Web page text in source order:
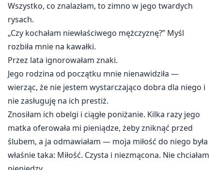
Wszystko, co znalazłam, to zimno w jego twardych
rysach.
„Czy kochałam niewłaściwego mężczyznę?” Myśl
rozbiła mnie na kawałki.
Przez lata ignorowałam znaki.
Jego rodzina od początku mnie nienawidziła —
wierząc, że nie jestem wystarczająco dobra dla niego i
nie zasługuję na ich prestiż.
Znosiłam ich obelgi i ciągłe poniżanie. Kilka razy jego
matka oferowała mi pieniądze, żeby zniknąć przed
ślubem, a ja odmawiałam — moja miłość do niego była
właśnie taka: Miłość. Czysta i niezmącona. Nie chciałam